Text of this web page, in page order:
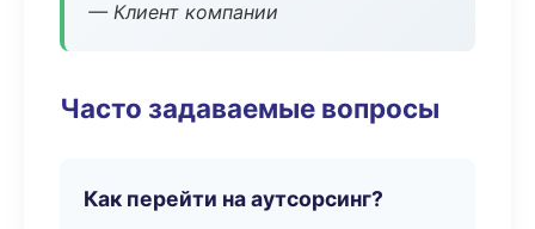
— Клиент компании
Часто задаваемые вопросы
Как перейти на аутсорсинг?